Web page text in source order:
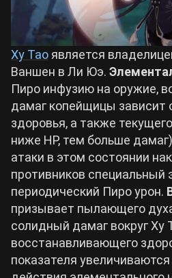
Ху Таоявляется
Ваншен в Ли Юэ.
Пиро инфузию на оружие,
дамаг копейщицы зависит
здоровья, а также
ниже HP, тем больше
атаки в этом состоянии
противников
периодический Пиро урон.
призывает пылающего
солидный дамаг вокруг Ху
восстанавливающего
показателя